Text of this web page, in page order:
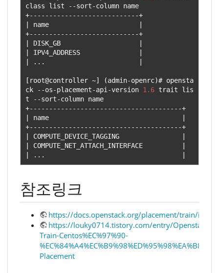
class list
--sort-
+----------------------------+
|
name
|
+----------------------------+
|
DISK_GB
|
|
IPV4_ADDRESS
|
|
... |
[ root@controller ~] (admin-openrc)# opensta
ck
--os-placement-api -version 1.6 trait lis
t
--sort-
+---------------------------------------+
|
name
|
+---------------------------------------+
|
COMPUTE_DEVICE_TAGGING
|
|
COMPUTE_NET_ATTACH_INTERFACE
|
|
... |
참조링크
https://docs.openstack.org/placement/train/
https://louky0714.tistory.com/entry/Openstack-
Train-Centos%EC%97%90-
Placement